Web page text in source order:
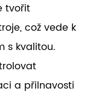
tvořit
což vede k
s kvalitou.
a přilnavosti